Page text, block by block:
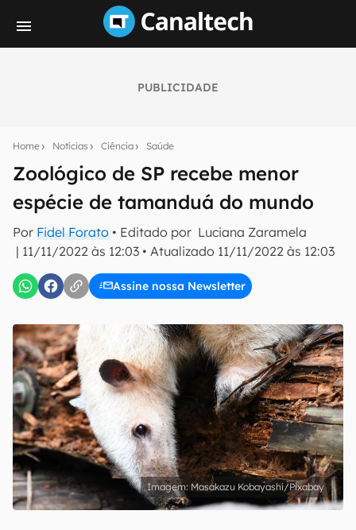
PUBLICIDADE
Home Notícias Ciência Saúde
Zoológico de SP recebe menor
espécie de tamanduá do mundo
Por Fidel Forato • Editado por Luciana Zaramela
| 11/11/2022 às 12:03 • Atualizado 11/11/2022 às 12:03
Assine nossa Newsletter
notícias e reviews sobre tecnologia em primeira
mão.
E-mail
Uso e Política de Privacidade do Canaltech.
Masakazu Kobayashi/Pixabay